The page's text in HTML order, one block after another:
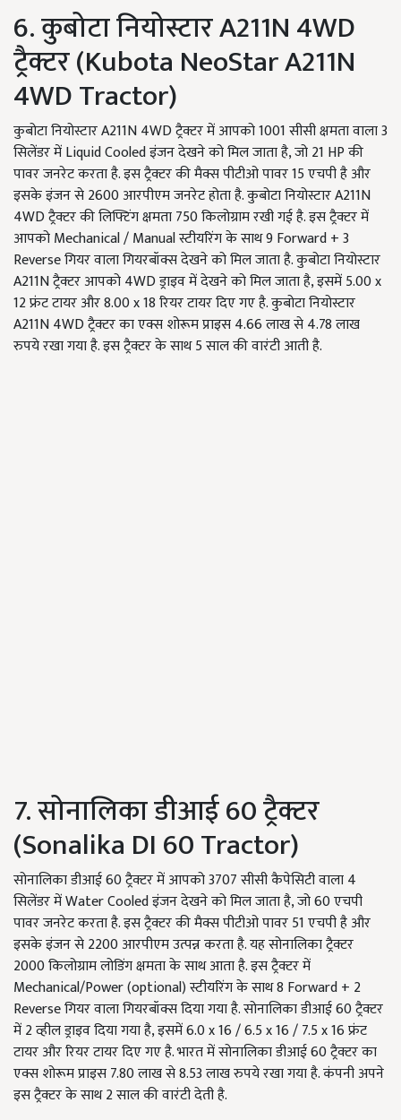
6. कुबोटा नियोस्टार A211N 4WD
ट्रैक्टर (Kubota NeoStar A211N
4WD Tractor)
कुबोटा नियोस्टार A211N 4WD ट्रैक्टर में आपको 1001 सीसी क्षमता वाला 3
सिलेंडर में Liquid Cooled इंजन देखने को मिल जाता है, जो 21 HP की
पावर जनरेट करता है. इस ट्रैक्टर की मैक्स पीटीओ पावर 15 एचपी है और
इसके इंजन से 2600 आरपीएम जनरेट होता है. कुबोटा नियोस्टार A211N
4WD ट्रैक्टर की लिफ्टिंग क्षमता 750 किलोग्राम रखी गई है. इस ट्रैक्टर में
आपको Mechanical / Manual स्टीयरिंग के साथ 9 Forward + 3
Reverse गियर वाला गियरबॉक्स देखने को मिल जाता है. कुबोटा नियोस्टार
A211N ट्रैक्टर आपको 4WD ड्राइव में देखने को मिल जाता है, इसमें 5.00 x
12 फ्रंट टायर और 8.00 x 18 रियर टायर दिए गए है. कुबोटा नियोस्टार
A211N 4WD ट्रैक्टर का एक्स शोरूम प्राइस 4.66 लाख से 4.78 लाख
रुपये रखा गया है. इस ट्रैक्टर के साथ 5 साल की वारंटी आती है.
7. सोनालिका डीआई 60 ट्रैक्टर
(Sonalika DI 60 Tractor)
सोनालिका डीआई 60 ट्रैक्टर में आपको 3707 सीसी कैपेसिटी वाला 4
सिलेंडर में Water Cooled इंजन देखने को मिल जाता है, जो 60 एचपी
पावर जनरेट करता है. इस ट्रैक्टर की मैक्स पीटीओ पावर 51 एचपी है और
इसके इंजन से 2200 आरपीएम उत्पन्न करता है. यह सोनालिका ट्रैक्टर
2000 किलोग्राम लोडिंग क्षमता के साथ आता है. इस ट्रैक्टर में
Mechanical/Power (optional) स्टीयरिंग के साथ 8 Forward + 2
Reverse गियर वाला गियरबॉक्स दिया गया है. सोनालिका डीआई 60 ट्रैक्टर
में 2 व्हील ड्राइव दिया गया है, इसमें 6.0 x 16 / 6.5 x 16 / 7.5 x 16 फ्रंट
टायर और रियर टायर दिए गए है. भारत में सोनालिका डीआई 60 ट्रैक्टर का
एक्स शोरूम प्राइस 7.80 लाख से 8.53 लाख रुपये रखा गया है. कंपनी अपने
इस ट्रैक्टर के साथ 2 साल की वारंटी देती है.